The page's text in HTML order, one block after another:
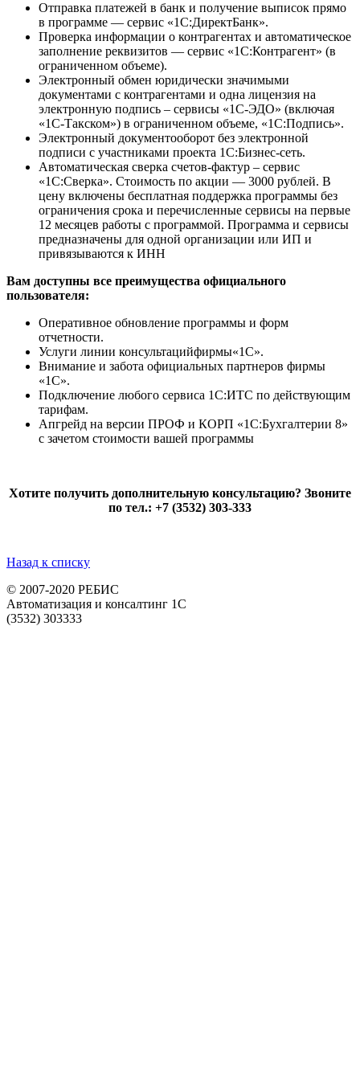
Отправка платежей в банк и получение выписок прямо
в программе — сервис «1С:ДиректБанк».
Проверка информации о контрагентах и автоматическое
заполнение реквизитов — сервис «1С:Контрагент» (в
ограниченном объеме).
Электронный обмен юридически значимыми
документами с контрагентами и одна лицензия на
электронную подпись – сервисы «1С-ЭДО» (включая
«1С-Такском») в ограниченном объеме, «1С:Подпись».
Электронный документооборот без электронной
подписи с участниками проекта 1С:Бизнес-сеть.
Автоматическая сверка счетов-фактур – сервис
«1С:Сверка». Стоимость по акции — 3000 рублей. В
цену включены бесплатная поддержка программы без
ограничения срока и перечисленные сервисы на первые
12 месяцев работы с программой. Программа и сервисы
предназначены для одной организации или ИП и
привязываются к ИНН
Вам доступны все преимущества официального
пользователя:
Оперативное обновление программы и форм
отчетности.
Услуги линии консультацийфирмы«1С».
Внимание и забота официальных партнеров фирмы
«1С».
Подключение любого сервиса 1С:ИТС по действующим
тарифам.
Апгрейд на версии ПРОФ и КОРП «1С:Бухгалтерии 8»
с зачетом стоимости вашей программы
Хотите получить дополнительную консультацию? Звоните
по тел.: +7 (3532) 303-333
Назад к списку
© 2007-2020 РЕБИС
Автоматизация и консалтинг 1С
(3532) 303333